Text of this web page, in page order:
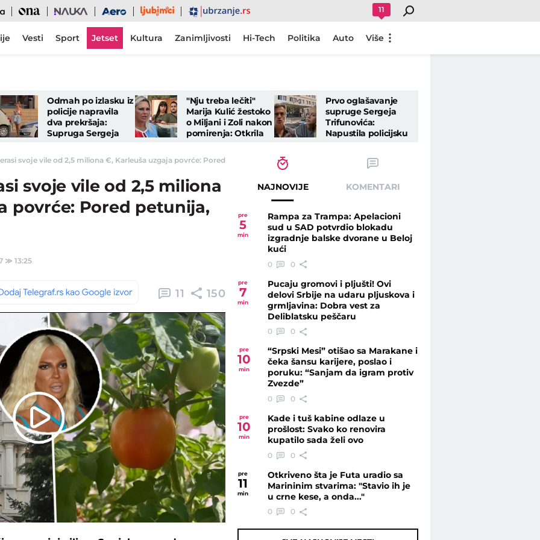
Ona Nauka Aero Ljubimci Ubrzanje 11
Vesti Sport Jetset Kultura Zanimljivosti Hi-Tech Politika Auto Više
Odmah po izlasku iz
policije napravila
dva prekršaja:
Supruga Sergeja
usnimljena u novom
prestupu
"Nju treba lečiti"
Marija Kulić žestoko
o Miljani i Zoli nakon
pomirenja: Otkrila
odnosu
Prvo oglašavanje
supruge Sergeja
Trifunovića:
Napustila policijsku
svoje vile od 2,5 miliona €, Karleuša uzgaja povrće: Pored petunija, raste paradajz - Telegraf.rs
svoje vile od 2,5 miliona
povrće: Pored petunija,
≫ 13:25
11 150
Play
Video
NAJNOVIJE KOMENTARI
pre
5
min
Rampa za Trampa: Apelacioni
sud u SAD potvrdio blokadu
izgradnje balske dvorane u Beloj
kući
0 0
pre
7
min
Pucaju gromovi i pljušti! Ovi
delovi Srbije na udaru pljuskova i
grmljavina: Dobra vest za
Deliblatsku peščaru
0 0
pre
10
min
“Srpski Mesi” otišao sa Marakane i
čeka šansu karijere, poslao i
poruku: “Sanjam da igram protiv
Zvezde”
0 0
pre
10
min
Kade i tuš kabine odlaze u
prošlost: Svako ko renovira
kupatilo sada želi ovo
0 0
pre
11
min
Otkriveno šta je Futa uradio sa
Marininim stvarima: "Stavio ih je
u crne kese, a onda..."
0 0